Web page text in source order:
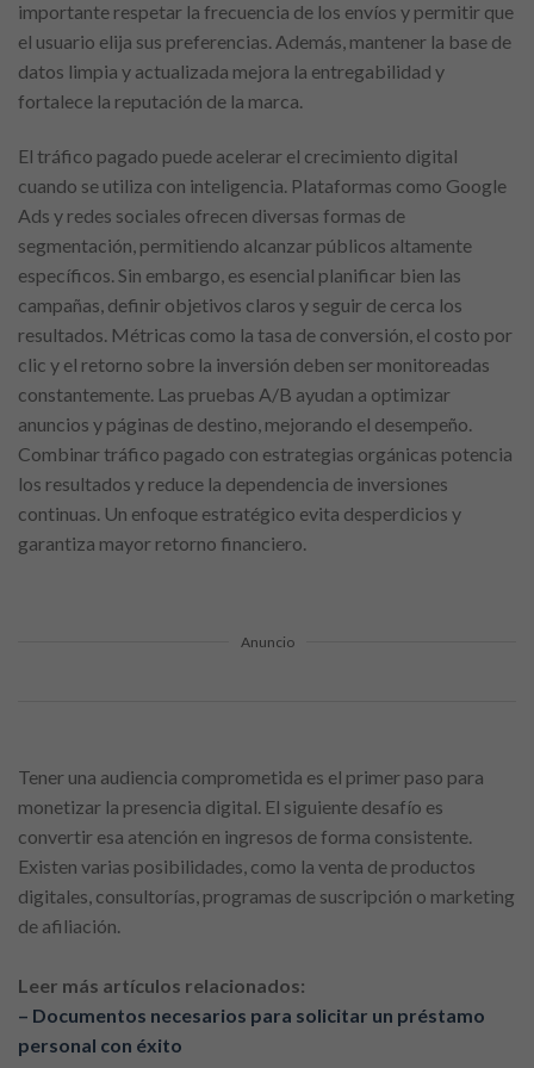
importante respetar la frecuencia de los envíos y permitir que
el usuario elija sus preferencias. Además, mantener la base de
datos limpia y actualizada mejora la entregabilidad y
fortalece la reputación de la marca.
El tráfico pagado puede acelerar el crecimiento digital
cuando se utiliza con inteligencia. Plataformas como Google
Ads y redes sociales ofrecen diversas formas de
segmentación, permitiendo alcanzar públicos altamente
específicos. Sin embargo, es esencial planificar bien las
campañas, definir objetivos claros y seguir de cerca los
resultados. Métricas como la tasa de conversión, el costo por
clic y el retorno sobre la inversión deben ser monitoreadas
constantemente. Las pruebas A/B ayudan a optimizar
anuncios y páginas de destino, mejorando el desempeño.
Combinar tráfico pagado con estrategias orgánicas potencia
los resultados y reduce la dependencia de inversiones
continuas. Un enfoque estratégico evita desperdicios y
garantiza mayor retorno financiero.
Anuncio
Tener una audiencia comprometida es el primer paso para
monetizar la presencia digital. El siguiente desafío es
convertir esa atención en ingresos de forma consistente.
Existen varias posibilidades, como la venta de productos
digitales, consultorías, programas de suscripción o marketing
de afiliación.
Leer más artículos relacionados:
– Documentos necesarios para solicitar un préstamo
personal con éxito